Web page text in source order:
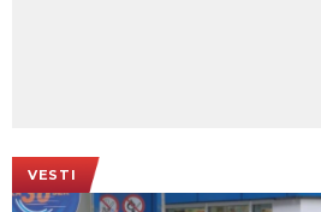
VESTI